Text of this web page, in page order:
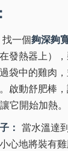
找一個夠深夠
發熱器上）
袋中的雞肉
啟動舒肥棒
它開始加熱。
： 當水溫達
心地將裝有